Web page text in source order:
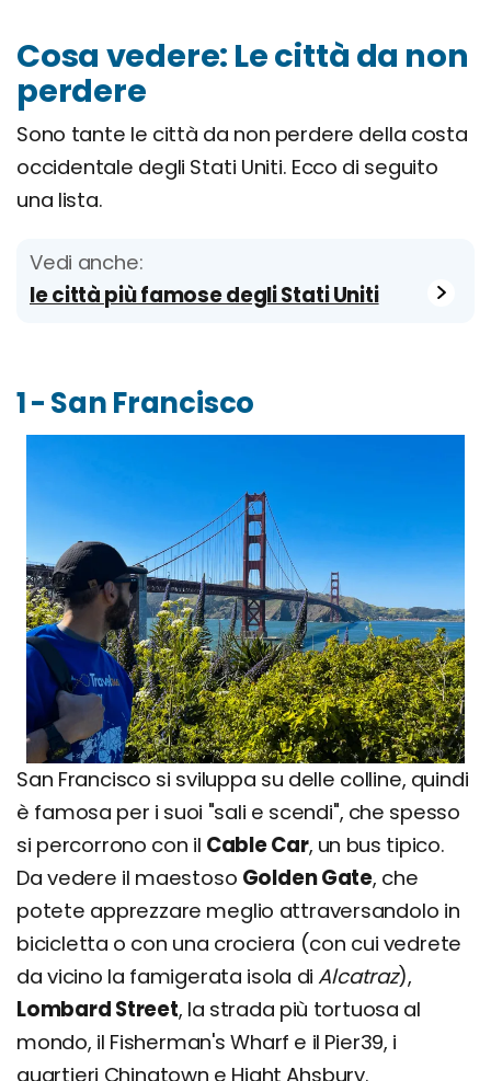
Cosa vedere: Le città da non
perdere
Sono tante le città da non perdere della costa
occidentale degli Stati Uniti. Ecco di seguito
una lista.
Vedi anche:
le città più famose degli Stati Uniti
1 - San Francisco
San Francisco si sviluppa su delle colline, quindi
è famosa per i suoi "sali e scendi", che spesso
si percorrono con il Cable Car, un bus tipico.
Da vedere il maestoso Golden Gate, che
potete apprezzare meglio attraversandolo in
bicicletta o con una crociera (con cui vedrete
da vicino la famigerata isola diAlcatraz),
Lombard Street, la strada più tortuosa al
mondo, il Fisherman's Wharf e il Pier39, i
quartieri Chinatown e Hight Ahsbury.